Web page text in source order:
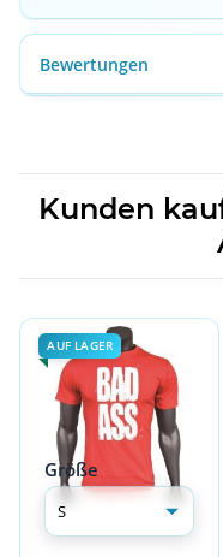
Bewertungen
Kunden
AUF LAGER
Größe